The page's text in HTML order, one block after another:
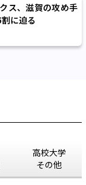
ス、滋賀の攻め手
に迫る
高校大学
その他